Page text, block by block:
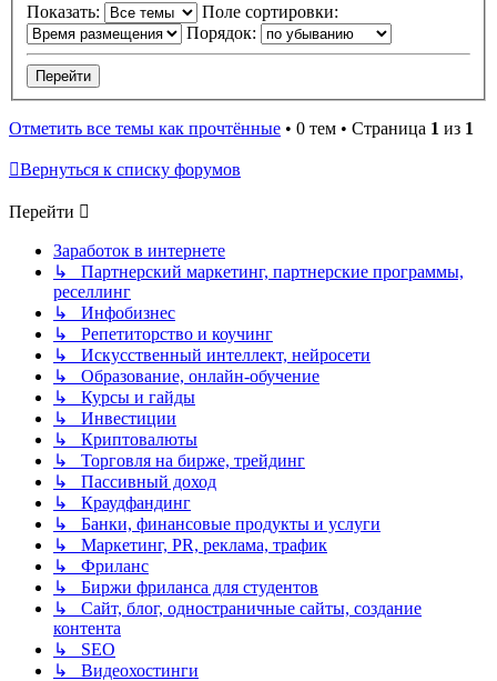
Показать:
Поле сортировки:
Порядок:
Отметить все темы как прочтённые • 0 тем • Страница 1 из 1
Вернуться к списку форумов
Перейти
Заработок в интернете
↳ Партнерский маркетинг, партнерские программы,
реселлинг
↳ Инфобизнес
↳ Репетиторство и коучинг
↳ Искусственный интеллект, нейросети
↳ Образование, онлайн-обучение
↳ Курсы и гайды
↳ Инвестиции
↳ Криптовалюты
↳ Торговля на бирже, трейдинг
↳ Пассивный доход
↳ Краудфандинг
↳ Банки, финансовые продукты и услуги
↳ Маркетинг, PR, реклама, трафик
↳ Фриланс
↳ Биржи фриланса для студентов
↳ Сайт, блог, одностраничные сайты, создание
контента
↳ SEO
↳ Видеохостинги